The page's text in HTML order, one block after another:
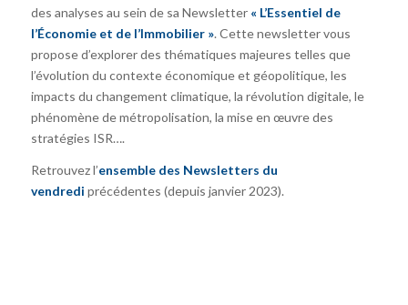
des analyses au sein de sa Newsletter « L’Essentiel de
l’Économie et de l’Immobilier ». Cette newsletter vous
propose d’explorer des thématiques majeures telles que
l’évolution du contexte économique et géopolitique, les
impacts du changement climatique, la révolution digitale, le
phénomène de métropolisation, la mise en œuvre des
stratégies ISR….
Retrouvez l’ensemble des Newsletters du
vendredi précédentes (depuis janvier 2023).